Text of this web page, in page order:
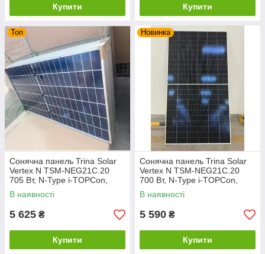
Купити Купити
Топ
Сонячна панель Trina Solar
Vertex N TSM-NEG21C.20
705 Вт, N-Type i-TOPCon,
Bifacial, подвійне скло
В наявності
5 625 ₴
Купити
Новинка
Сонячна панель Trina Solar
Vertex N TSM-NEG21C.20
700 Вт, N-Type i-TOPCon,
Bifacial, подвійне скло
В наявності
5 590 ₴
Купити